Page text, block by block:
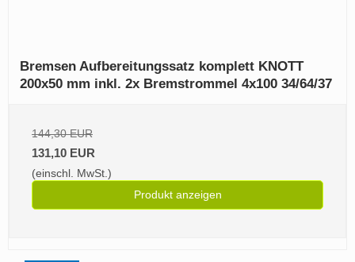
Bremsen Aufbereitungssatz komplett KNOTT
200x50 mm inkl. 2x Bremstrommel 4x100 34/64/37
144,30 EUR
131,10 EUR
(einschl. MwSt.)
Produkt anzeigen